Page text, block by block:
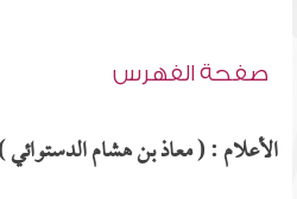
صفحة الفهرس
الأعلام : ( معاذ بن هشام الدستوائي